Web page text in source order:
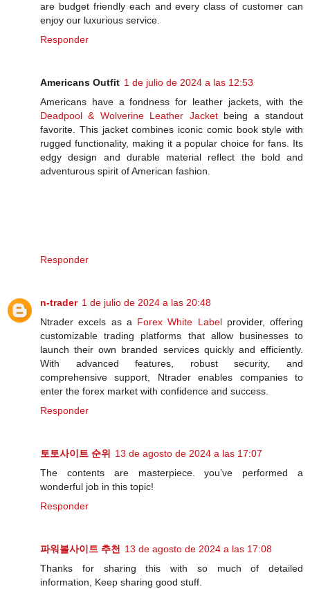
are budget friendly each and every class of customer can
enjoy our luxurious service.
Responder
Americans Outfit 1 de julio de 2024 a las 12:53
Americans have a fondness for leather jackets, with the
Deadpool & Wolverine Leather Jacketbeing a standout
favorite. This jacket combines iconic comic book style with
rugged functionality, making it a popular choice for fans. Its
edgy design and durable material reflect the bold and
adventurous spirit of American fashion.
Responder
n-trader 1 de julio de 2024 a las 20:48
Ntrader excels as a Forex White Labelprovider, offering
customizable trading platforms that allow businesses to
launch their own branded services quickly and efficiently.
With advanced features, robust security, and
comprehensive support, Ntrader enables companies to
enter the forex market with confidence and success.
Responder
토토사이트 순위
13 de agosto de 2024 a las 17:07
The contents are masterpiece. you’ve performed a
wonderful job in this topic!
Responder
파워볼사이트 추천 13 de agosto de 2024 a las 17:08
Thanks for sharing this with so much of detailed
information, Keep sharing good stuff.